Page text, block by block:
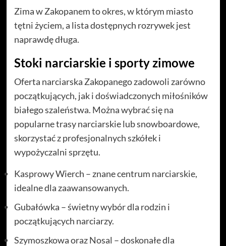
Zima w Zakopanem to okres, w którym miasto
tętni życiem, a lista dostępnych rozrywek jest
naprawdę długa.
Stoki narciarskie i sporty zimowe
Oferta narciarska Zakopanego zadowoli zarówno
początkujących, jak i doświadczonych miłośników
białego szaleństwa. Można wybrać się na
popularne trasy narciarskie lub snowboardowe,
skorzystać z profesjonalnych szkółek i
wypożyczalni sprzętu.
Kasprowy Wierch – znane centrum narciarskie,
idealne dla zaawansowanych.
Gubałówka – świetny wybór dla rodzin i
początkujących narciarzy.
Szymoszkowa oraz Nosal – doskonałe dla